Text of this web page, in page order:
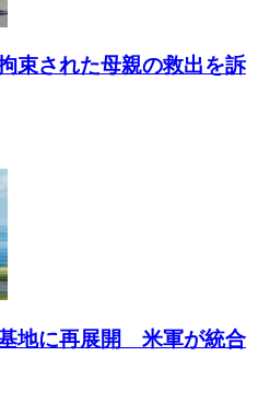
束された母親の救出を訴
地に再展開 米軍が統合